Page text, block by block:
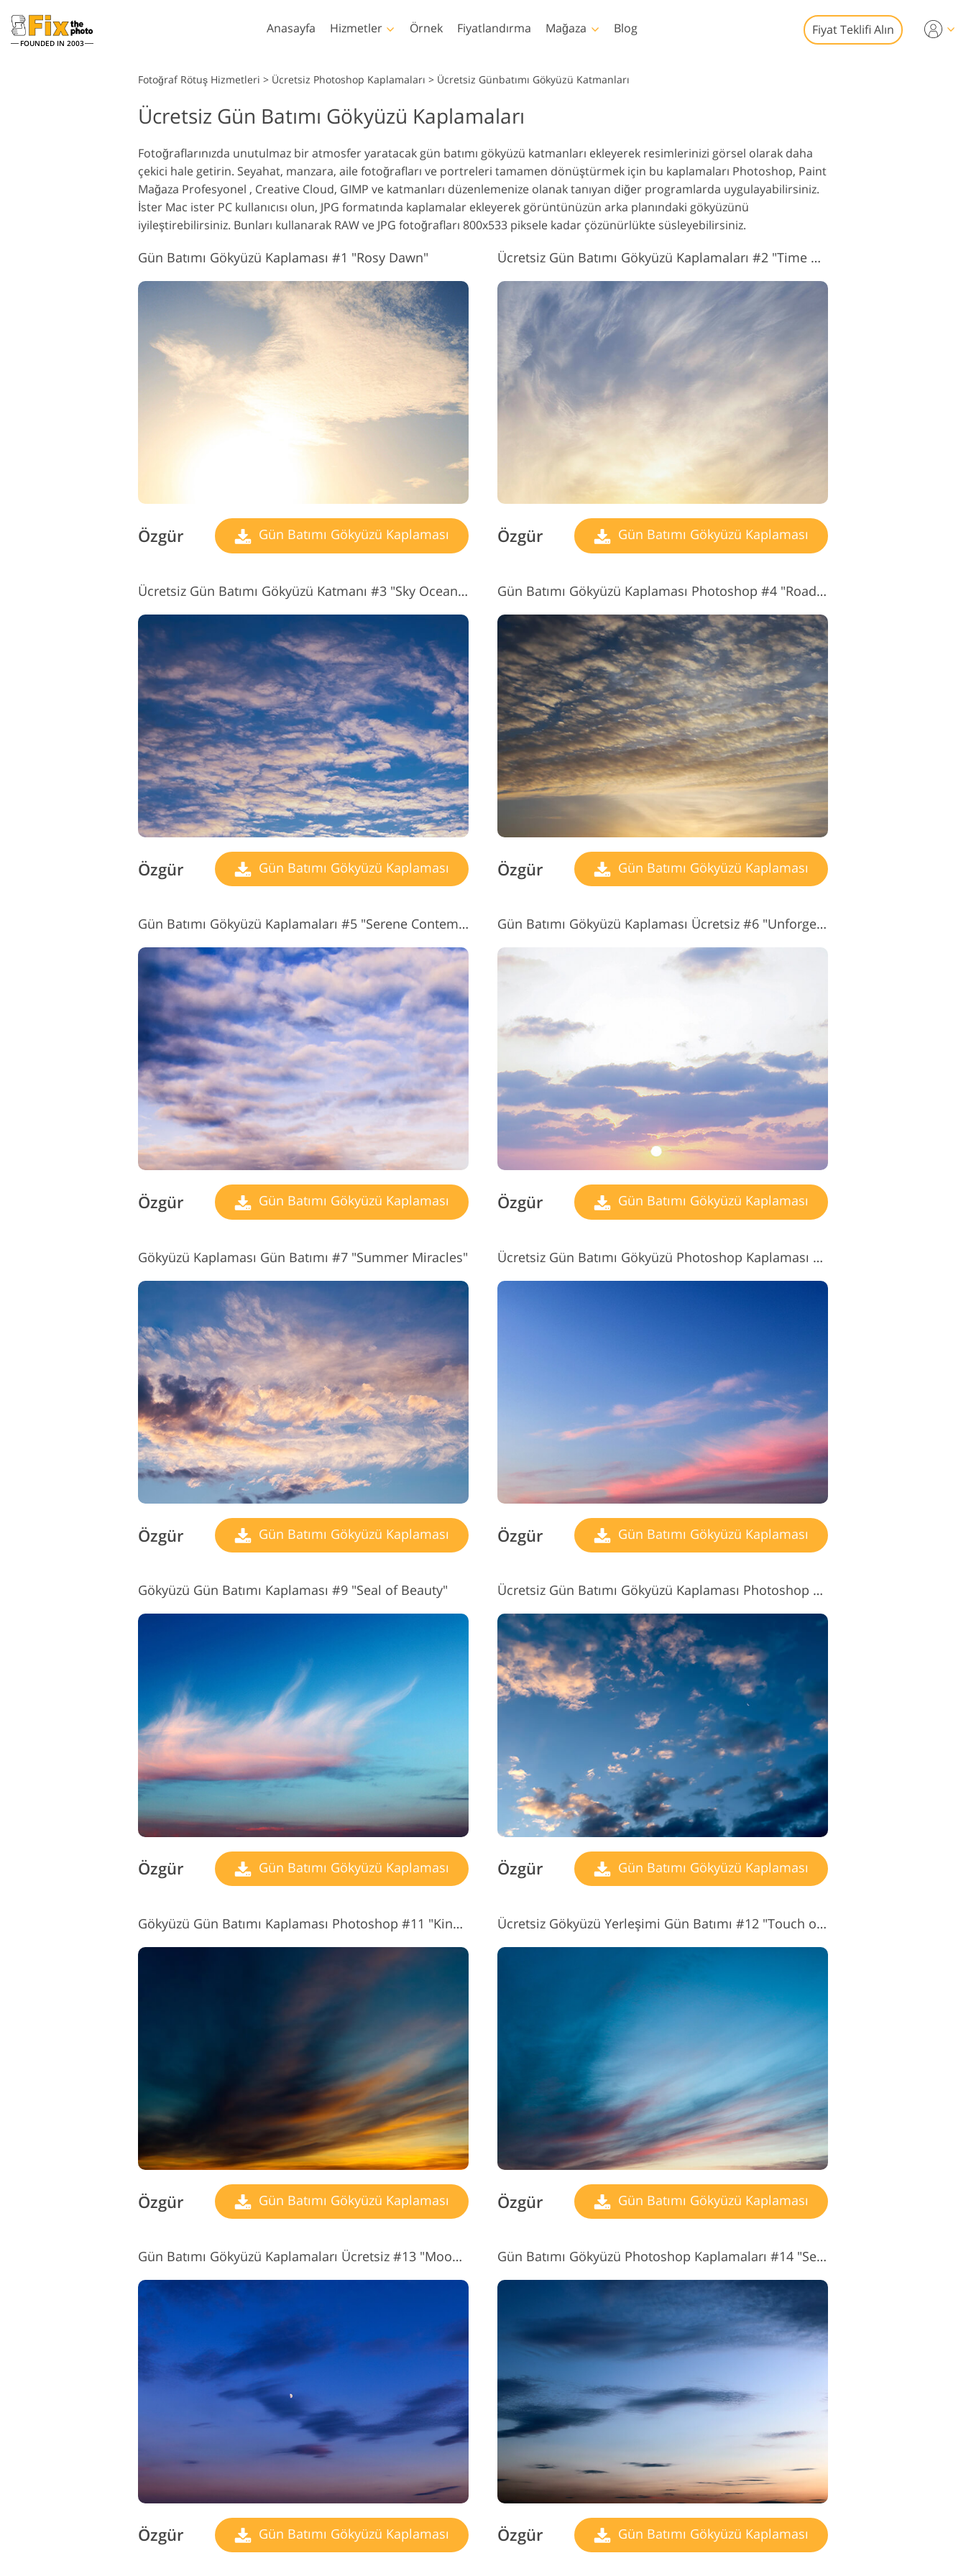
FOUNDED IN 2003
Anasayfa Hizmetler
Hizmetleri
Hizmetleri
Hizmetleri
Hizmetleri
Giysiler için Yapay Zeka
Modeller
Hizmetleri
Hizmetleri
Ürün Rötuş Hizmetleri Mücevher Rötuş Hizmetleri AI Eğitim Verileri
Video Düzenleme
Hizmetleri
Örnek Fiyatlandırma Mağaza
Lightroom
Lightroom Ön Ayarları
Koleksiyonları
En İyi Anlaşma Ön
Ayarları
Mobil Koleksiyon
Photoshop
Photoshop Eylemleri
Photoshop Kaplamaları
Photoshop Dokuları
Ps Actions Tüm
Koleksiyonlar
Ps Bindirmeleri Tüm
Templates
Şablonlar
Sevgililer Günü Kartları
Düğün davetiyeleri
Çocukların doğum günü
davetiyesi
Blog Fiyat Teklifi Alın
Fotoğraf Rötuş Hizmetleri > Ücretsiz Photoshop Kaplamaları > Ücretsiz Günbatımı Gökyüzü Katmanları
Ücretsiz Gün Batımı Gökyüzü Kaplamaları
Fotoğraflarınızda unutulmaz bir atmosfer yaratacak gün batımı gökyüzü katmanları ekleyerek resimlerinizi görsel olarak daha
çekici hale getirin. Seyahat, manzara, aile fotoğrafları ve portreleri tamamen dönüştürmek için bu kaplamaları Photoshop, Paint
Mağaza Profesyonel , Creative Cloud, GIMP ve katmanları düzenlemenize olanak tanıyan diğer programlarda uygulayabilirsiniz.
İster Mac ister PC kullanıcısı olun, JPG formatında kaplamalar ekleyerek görüntünüzün arka planındaki gökyüzünü
iyileştirebilirsiniz. Bunları kullanarak RAW ve JPG fotoğrafları 800x533 piksele kadar çözünürlükte süsleyebilirsiniz.
Gün Batımı Gökyüzü Kaplaması #1 "Rosy Dawn"
Özgür Gün Batımı Gökyüzü Kaplaması
Ücretsiz Gün Batımı Gökyüzü Kaplamaları #2 "Time of Innocence"
Özgür Gün Batımı Gökyüzü Kaplaması
Ücretsiz Gün Batımı Gökyüzü Katmanı #3 "Sky Oceans"
Özgür Gün Batımı Gökyüzü Kaplaması
Gün Batımı Gökyüzü Kaplaması Photoshop #4 "Roads Traveled"
Özgür Gün Batımı Gökyüzü Kaplaması
Gün Batımı Gökyüzü Kaplamaları #5 "Serene Contemplation"
Özgür Gün Batımı Gökyüzü Kaplaması
Gün Batımı Gökyüzü Kaplaması Ücretsiz #6 "Unforgettable Experiences"
Özgür Gün Batımı Gökyüzü Kaplaması
Gökyüzü Kaplaması Gün Batımı #7 "Summer Miracles"
Özgür Gün Batımı Gökyüzü Kaplaması
Ücretsiz Gün Batımı Gökyüzü Photoshop Kaplaması #8 "Evening Silence"
Özgür Gün Batımı Gökyüzü Kaplaması
Gökyüzü Gün Batımı Kaplaması #9 "Seal of Beauty"
Özgür Gün Batımı Gökyüzü Kaplaması
Ücretsiz Gün Batımı Gökyüzü Kaplaması Photoshop #10 "Poem of Sunset"
Özgür Gün Batımı Gökyüzü Kaplaması
Gökyüzü Gün Batımı Kaplaması Photoshop #11 "Kingdom of Dusk"
Özgür Gün Batımı Gökyüzü Kaplaması
Ücretsiz Gökyüzü Yerleşimi Gün Batımı #12 "Touch of Hope"
Özgür Gün Batımı Gökyüzü Kaplaması
Gün Batımı Gökyüzü Kaplamaları Ücretsiz #13 "Moon Mystery"
Özgür Gün Batımı Gökyüzü Kaplaması
Gün Batımı Gökyüzü Photoshop Kaplamaları #14 "Sense of Ending"
Özgür Gün Batımı Gökyüzü Kaplaması